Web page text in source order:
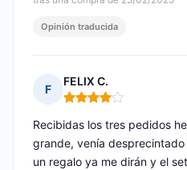
Opinión traducida
F
FELIX C.
Nota: 4 de 5
Recibidas los tres pedidos
grande, venía
un regalo ya me dirán y el